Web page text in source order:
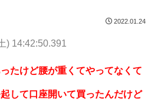
2022.01.24
) 14:42:50.391
たけど腰が重くてやってなくて
して口座開いて買ったんだけど